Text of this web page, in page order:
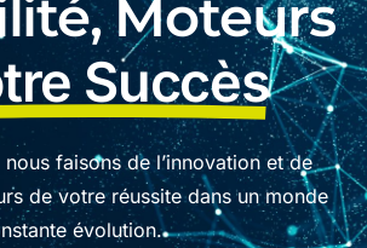
Moteurs
Succès
faisons de l’innovation et de
de votre réussite dans un monde
évolution.